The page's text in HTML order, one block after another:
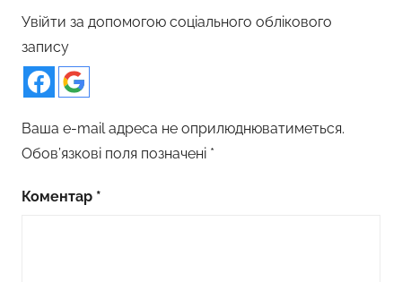
Увійти за допомогою соціального облікового
запису
Ваша e-mail адреса не оприлюднюватиметься.
Обов’язкові поля позначені *
Коментар *